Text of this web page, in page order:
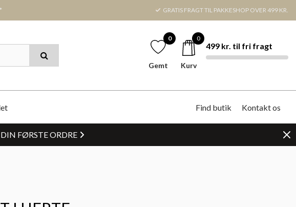
GRATIS FRAGT TIL PAKKESHOP OVER 499 KR.
0
Gemt
0
Kurv
499 kr. til fri fragt
Find butik Kontakt os
FØRSTE ORDRE